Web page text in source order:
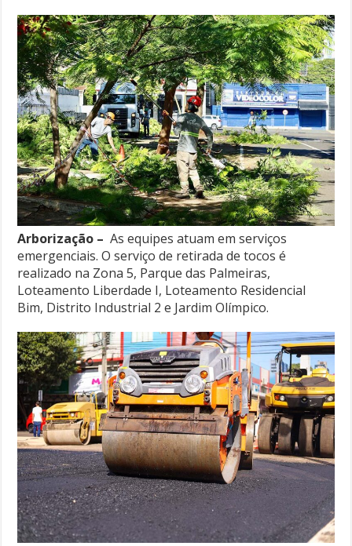
Arborização – As equipes atuam em serviços
emergenciais. O serviço de retirada de tocos é
realizado na Zona 5, Parque das Palmeiras,
Loteamento Liberdade I, Loteamento Residencial
Bim, Distrito Industrial 2 e Jardim Olímpico.